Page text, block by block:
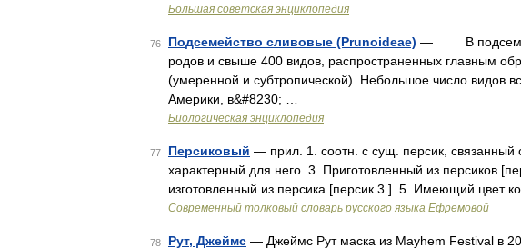
Большая советская энциклопедия
76 Подсемейство сливовые (Prunoideae) — В
родов и свыше 400 видов, распространенных главным
(умеренной и субтропической). Небольшое число видов
Америки, в&#8230; …
Биологическая энциклопедия
77 Персиковый — прил. 1. соотн. с сущ. персик, связанный
характерный для него. 3. Приготовленный из персиков
изготовленный из персика [персик 3.]. 5. Имеющий цвет
Современный толковый словарь русского языка Ефремовой
78 Рут, Джеймс — Джеймс Рут маска из Mayhem Festival в